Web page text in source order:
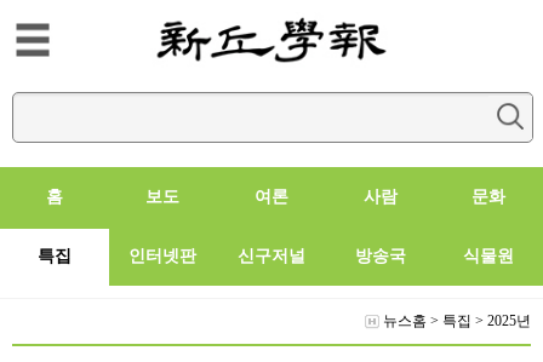
홈 보도 여론 사람 문화
특집 인터넷판 신구저널 방송국 식물원
뉴스홈 > 특집 > 2025년